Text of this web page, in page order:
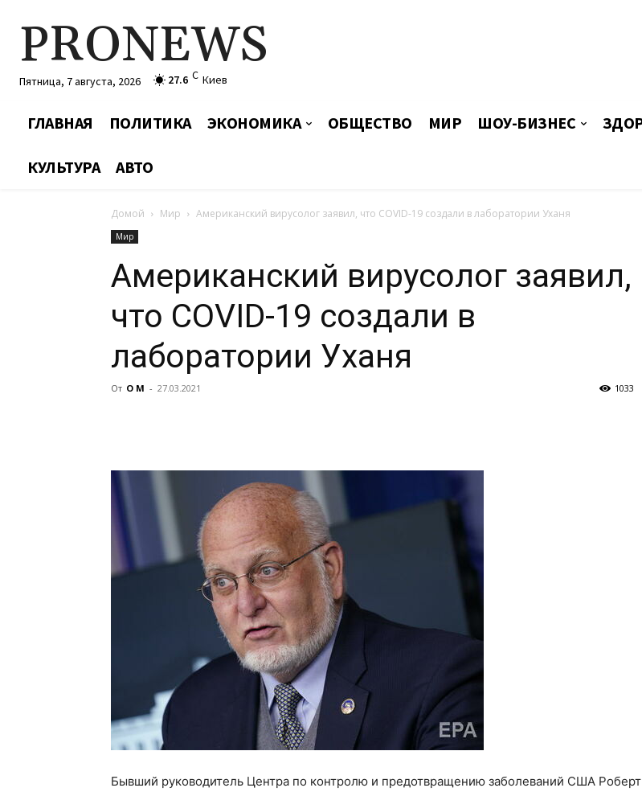
PRONEWS
Пятница, 7 августа, 2026 27.6 C Киев
ГЛАВНАЯ ПОЛИТИКА ЭКОНОМИКА ОБЩЕСТВО МИР ШОУ-БИЗНЕС
КУЛЬТУРА АВТО
Домой Мир Американский вирусолог заявил, что COVID-19 создали в лаборатории Уханя
Мир
Американский вирусолог заявил,
что COVID-19 создали в
лаборатории Уханя
От О М - 27.03.2021 1033
Бывший руководитель Центра по контролю и предотвращению заболеваний США Роберт